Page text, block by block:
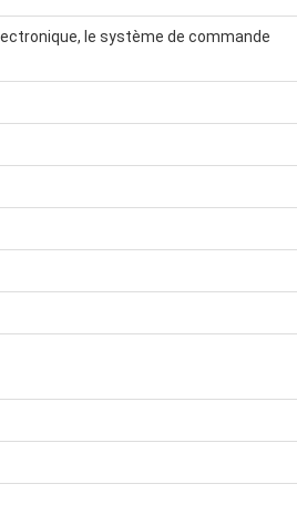
le système de commande